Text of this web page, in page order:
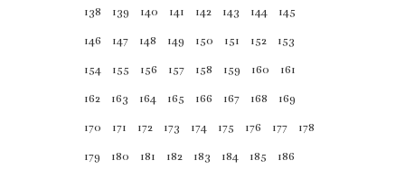
9786253743925
james drever in gündelik yaşamın
temel ilkelerini günlük hayatla
ilişkilendirerek okuyuculara sunuyor
bilimiyle ...
138 139 140 141 142 143 144 145
146 147 148 149 150 151 152 153
154 155 156 157 158 159 160 161
162 163 164 165 166 167 168 169
170 171 172 173 174 175 176 177 178
179 180 181 182 183 184 185 186